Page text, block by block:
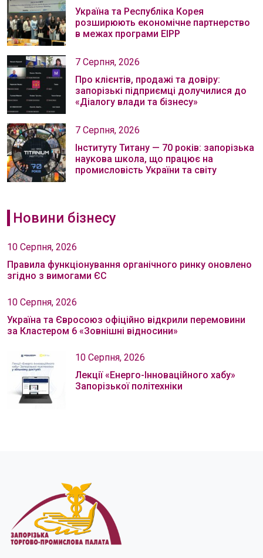
Україна та Республіка Корея
розширюють економічне партнерство
в межах програми EIPP
7 Серпня, 2026
Про клієнтів, продажі та довіру:
запорізькі підприємці долучилися до
«Діалогу влади та бізнесу»
7 Серпня, 2026
Інституту Титану — 70 років: запорізька
наукова школа, що працює на
промисловість України та світу
Новини бізнесу
10 Серпня, 2026
Правила функціонування органічного ринку оновлено
згідно з вимогами ЄС
10 Серпня, 2026
Україна та Євросоюз офіційно відкрили перемовини
за Кластером 6 «Зовнішні відносини»
10 Серпня, 2026
Лекції «Енерго-Інноваційного хабу»
Запорізької політехніки